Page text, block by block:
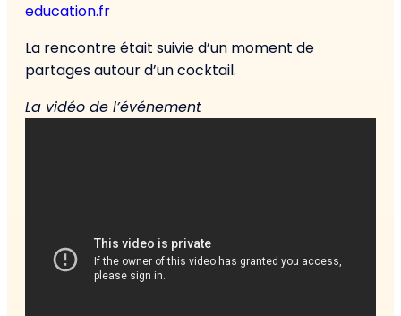
education.fr
La rencontre était suivie d’un moment de
partages autour d’un cocktail.
La vidéo de l’événement